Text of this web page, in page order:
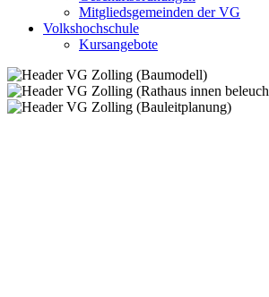
Mitgliedsgemeinden der VG
Volkshochschule
Kursangebote